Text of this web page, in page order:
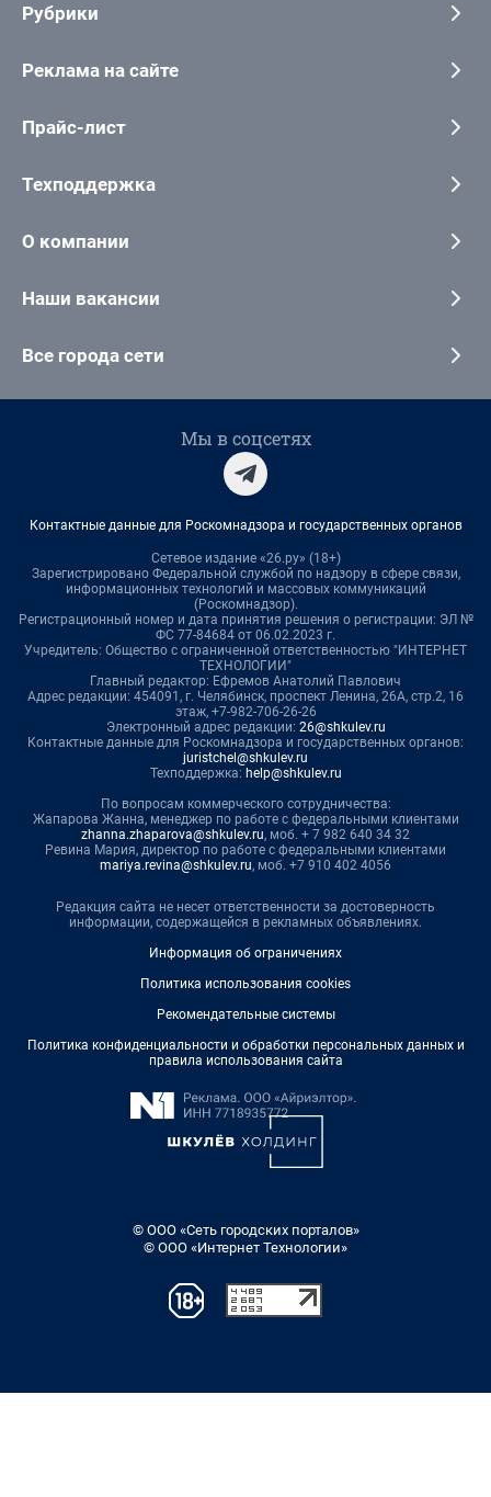
Рубрики
Реклама на сайте
Прайс-лист
Техподдержка
О компании
Наши вакансии
Все города сети
Мы в соцсетях
Контактные данные для Роскомнадзора и государственных органов
Сетевое издание «26.ру» (18+)
Зарегистрировано Федеральной службой по надзору в сфере связи,
информационных технологий и массовых коммуникаций
(Роскомнадзор).
Регистрационный номер и дата принятия решения о регистрации: ЭЛ №
ФС 77-84684 от 06.02.2023 г.
Учредитель: Общество с ограниченной ответственностью "ИНТЕРНЕТ
ТЕХНОЛОГИИ"
Главный редактор: Ефремов Анатолий Павлович
Адрес редакции: 454091, г. Челябинск, проспект Ленина, 26А, стр.2, 16
этаж, +7-982-706-26-26
Электронный адрес редакции: 26@shkulev.ru
Контактные данные для Роскомнадзора и государственных органов:
juristchel@shkulev.ru
Техподдержка: help@shkulev.ru
По вопросам коммерческого сотрудничества:
Жапарова Жанна, менеджер по работе с федеральными клиентами
zhanna.zhaparova@shkulev.ru, моб. + 7 982 640 34 32
Ревина Мария, директор по работе с федеральными клиентами
mariya.revina@shkulev.ru, моб. +7 910 402 4056
Редакция сайта не несет ответственности за достоверность
информации, содержащейся в рекламных объявлениях.
Информация об ограничениях
Политика использования cookies
Рекомендательные системы
Политика конфиденциальности и обработки персональных данных и
правила использования сайта
© ООО «Сеть городских порталов»
© ООО «Интернет Технологии»